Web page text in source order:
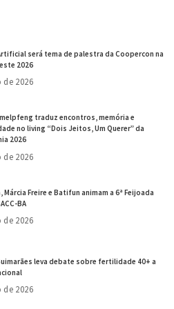
será tema de palestra da Coopercon na
2026
2026
traduz encontros, memória e
no living “Dois Jeitos, Um Querer” da
2026
2026
Márcia Freire e Batifun animam a 6ª Feijoada
BA
2026
leva debate sobre fertilidade 40+ a
2026